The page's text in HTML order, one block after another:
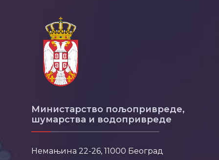
Министарство пољопривреде,
шумарства и водопривреде
Немањина 22-26, 11000 Београд